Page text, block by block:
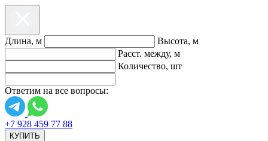
Длина, м
Высота, м
Расст. между, м
Количество, шт
Ответим на все вопросы:
+7 928 459 77 88
КУПИТЬ